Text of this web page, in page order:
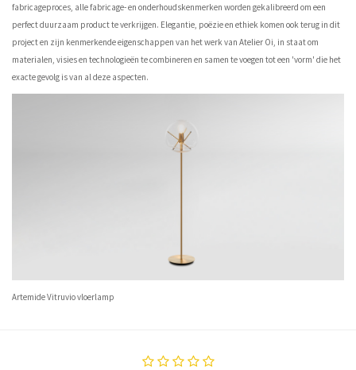
fabricageproces, alle fabricage- en onderhoudskenmerken worden gekalibreerd om een ​​
perfect duurzaam product te verkrijgen. Elegantie, poëzie en ethiek komen ook terug in dit
project en zijn kenmerkende eigenschappen van het werk van Atelier Oi, in staat om
materialen, visies en technologieën te combineren en samen te voegen tot een 'vorm' die het
exacte gevolg is van al deze aspecten.
Artemide Vitruvio vloerlamp